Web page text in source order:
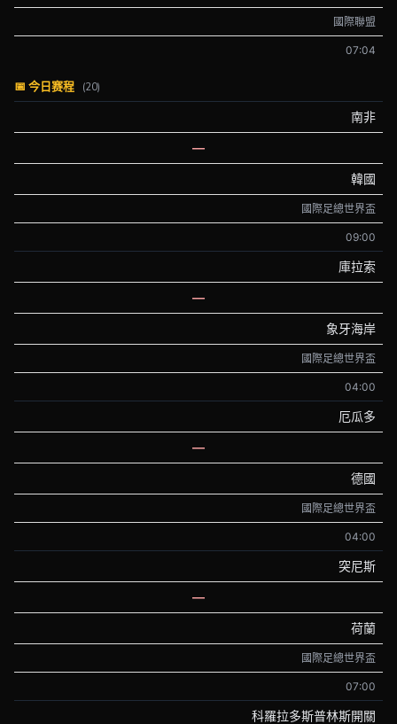
國際聯盟
07:04
📅 今日赛程 (20)
南非
—
韓國
國際足總世界盃
09:00
庫拉索
—
象牙海岸
國際足總世界盃
04:00
厄瓜多
—
德國
國際足總世界盃
04:00
突尼斯
—
荷蘭
國際足總世界盃
07:00
科羅拉多斯普林斯開關